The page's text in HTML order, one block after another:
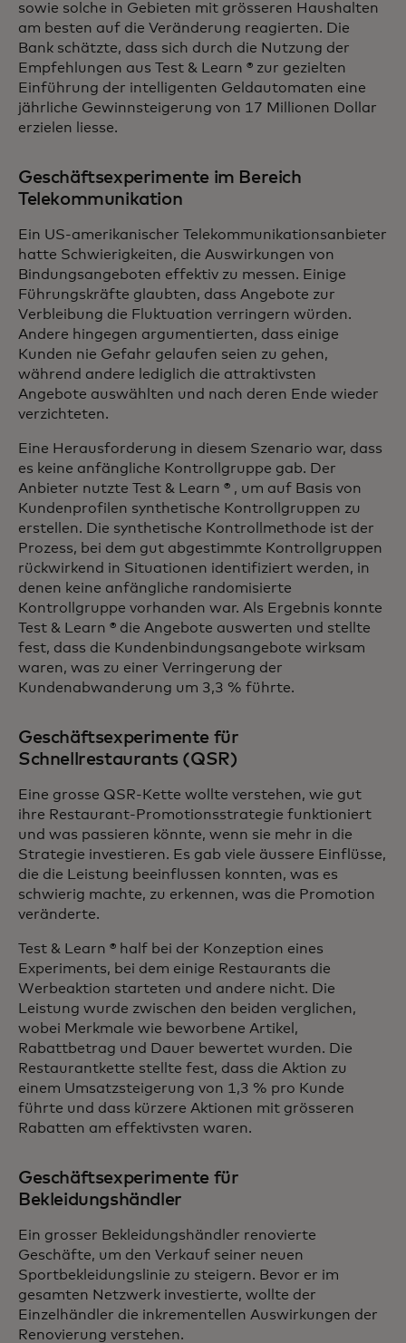
sowie solche in Gebieten mit grösseren Haushalten
am besten auf die Veränderung reagierten. Die
Bank schätzte, dass sich durch die Nutzung der
Empfehlungen aus Test & Learn ® zur gezielten
Einführung der intelligenten Geldautomaten eine
jährliche Gewinnsteigerung von 17 Millionen Dollar
erzielen liesse.
Geschäftsexperimente im Bereich
Telekommunikation
Ein US-amerikanischer Telekommunikationsanbieter
hatte Schwierigkeiten, die Auswirkungen von
Bindungsangeboten effektiv zu messen. Einige
Führungskräfte glaubten, dass Angebote zur
Verbleibung die Fluktuation verringern würden.
Andere hingegen argumentierten, dass einige
Kunden nie Gefahr gelaufen seien zu gehen,
während andere lediglich die attraktivsten
Angebote auswählten und nach deren Ende wieder
verzichteten.
Eine Herausforderung in diesem Szenario war, dass
es keine anfängliche Kontrollgruppe gab. Der
Anbieter nutzte Test & Learn ® , um auf Basis von
Kundenprofilen synthetische Kontrollgruppen zu
erstellen. Die synthetische Kontrollmethode ist der
Prozess, bei dem gut abgestimmte Kontrollgruppen
rückwirkend in Situationen identifiziert werden, in
denen keine anfängliche randomisierte
Kontrollgruppe vorhanden war. Als Ergebnis konnte
Test & Learn ® die Angebote auswerten und stellte
fest, dass die Kundenbindungsangebote wirksam
waren, was zu einer Verringerung der
Kundenabwanderung um 3,3 % führte.
Geschäftsexperimente für
Schnellrestaurants (QSR)
Eine grosse QSR-Kette wollte verstehen, wie gut
ihre Restaurant-Promotionsstrategie funktioniert
und was passieren könnte, wenn sie mehr in die
Strategie investieren. Es gab viele äussere Einflüsse,
die die Leistung beeinflussen konnten, was es
schwierig machte, zu erkennen, was die Promotion
veränderte.
Test & Learn ® half bei der Konzeption eines
Experiments, bei dem einige Restaurants die
Werbeaktion starteten und andere nicht. Die
Leistung wurde zwischen den beiden verglichen,
wobei Merkmale wie beworbene Artikel,
Rabattbetrag und Dauer bewertet wurden. Die
Restaurantkette stellte fest, dass die Aktion zu
einem Umsatzsteigerung von 1,3 % pro Kunde
führte und dass kürzere Aktionen mit grösseren
Rabatten am effektivsten waren.
Geschäftsexperimente für
Bekleidungshändler
Ein grosser Bekleidungshändler renovierte
Geschäfte, um den Verkauf seiner neuen
Sportbekleidungslinie zu steigern. Bevor er im
gesamten Netzwerk investierte, wollte der
Einzelhändler die inkrementellen Auswirkungen der
Renovierung verstehen.